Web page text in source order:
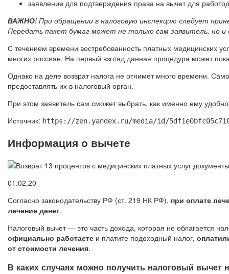
заявление для подтверждения права на вычет для
ВАЖНО! При обращении в налоговую инспекцию следует
Передать пакет бумаг может не только сам заявитель, но
С течением времени востребованность платных медицинских
многих россиян. На первый взгляд данная процедура может
Однако на деле возврат налога не отнимет много времени.
предоставлять их в налоговый орган.
При этом заявитель сам сможет выбрать, как именно ему
Источник: https://zen.yandex.ru/media/id/
Информация о вычете
01.02.20
Согласно законодательству РФ (ст. 219 НК РФ), при оплате
лечение денег.
Налоговый вычет — это часть дохода, которая не облагается
официально работаете и платите подоходный налог,
от стоимости лечения.
В каких случаях можно получить налоговый вычет